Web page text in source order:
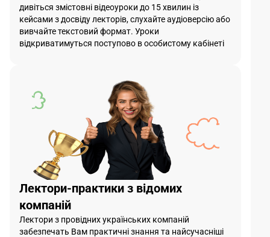
дивіться змістовні відеоуроки до 15 хвилин із
кейсами з досвіду лекторів, слухайте аудіоверсію або
вивчайте текстовий формат. Уроки
відкриватимуться поступово в особистому кабінеті
Лектори-практики з відомих
компаній
Лектори з провідних українських компаній
забезпечать Вам практичні знання та найсучасніші